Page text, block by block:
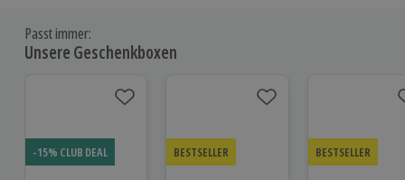
Passt immer:
Unsere Geschenkboxen
-15% CLUB DEAL BESTSELLER BESTSELLER